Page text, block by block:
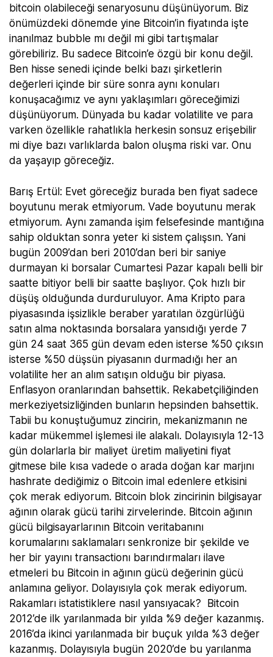
bitcoin olabileceği senaryosunu düşünüyorum. Biz
önümüzdeki dönemde yine Bitcoin’in fiyatında işte
inanılmaz bubble mı değil mi gibi tartışmalar
görebiliriz. Bu sadece Bitcoin’e özgü bir konu değil.
Ben hisse senedi içinde belki bazı şirketlerin
değerleri içinde bir süre sonra aynı konuları
konuşacağımız ve aynı yaklaşımları göreceğimizi
düşünüyorum. Dünyada bu kadar volatilite ve para
varken özellikle rahatlıkla herkesin sonsuz erişebilir
mi diye bazı varlıklarda balon oluşma riski var. Onu
da yaşayıp göreceğiz.
Barış Ertül: Evet göreceğiz burada ben fiyat sadece
boyutunu merak etmiyorum. Vade boyutunu merak
etmiyorum. Aynı zamanda işim felsefesinde mantığına
sahip olduktan sonra yeter ki sistem çalışsın. Yani
bugün 2009’dan beri 2010’dan beri bir saniye
durmayan ki borsalar Cumartesi Pazar kapalı belli bir
saatte bitiyor belli bir saatte başlıyor. Çok hızlı bir
düşüş olduğunda durduruluyor. Ama Kripto para
piyasasında işsizlikle beraber yaratılan özgürlüğü
satın alma noktasında borsalara yansıdığı yerde 7
gün 24 saat 365 gün devam eden isterse %50 çıksın
isterse %50 düşsün piyasanın durmadığı her an
volatilite her an alım satışın olduğu bir piyasa.
Enflasyon oranlarından bahsettik. Rekabetçiliğinden
merkeziyetsizliğinden bunların hepsinden bahsettik.
Tabii bu konuştuğumuz zincirin, mekanizmanın ne
kadar mükemmel işlemesi ile alakalı. Dolayısıyla 12-13
gün dolarlarla bir maliyet üretim maliyetini fiyat
gitmese bile kısa vadede o arada doğan kar marjını
hashrate dediğimiz o Bitcoin imal edenlere etkisini
çok merak ediyorum. Bitcoin blok zincirinin bilgisayar
ağının olarak gücü tarihi zirvelerinde. Bitcoin ağının
gücü bilgisayarlarının Bitcoin veritabanını
korumalarını saklamaları senkronize bir şekilde ve
her bir yayını transactionı barındırmaları ilave
etmeleri bu Bitcoin in ağının gücü değerinin gücü
anlamına geliyor. Dolayısıyla çok merak ediyorum.
Rakamları istatistiklere nasıl yansıyacak? Bitcoin
2012’de ilk yarılanmada bir yılda %9 değer kazanmış.
2016’da ikinci yarılanmada bir buçuk yılda %3 değer
kazanmış. Dolayısıyla bugün 2020’de bu yarılanma